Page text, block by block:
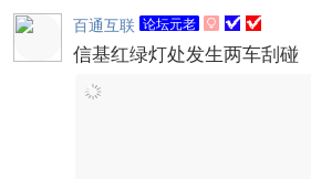
百通互联 论坛元老 
信基红绿灯处发生两车刮碰